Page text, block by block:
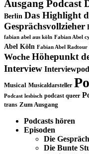
Ausgang Podcast
Berlin Das Highlight
Gesprächsvollzieher
fabian abel aus köln Fabian Abel
Abel Köln Fabian Abel Radtour
Woche Höhepunkt
Interview
Musical Musicaldarsteller
Podcast lesbisch podcast queer
trans Zum Ausgang
Podcasts hören
Episoden
Die
Die Bunte